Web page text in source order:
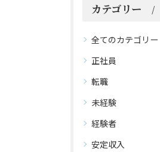
カテゴリー
全てのカテゴリー
正社員
転職
未経験
経験者
安定収入